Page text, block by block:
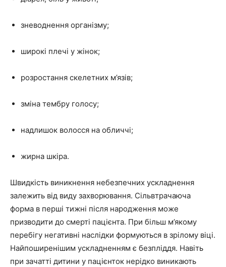
зневоднення організму;
широкі плечі у жінок;
розростання скелетних м’язів;
зміна тембру голосу;
надлишок волосся на обличчі;
жирна шкіра.
Швидкість виникнення небезпечних ускладнення
залежить від виду захворювання. Сільвтрачаюча
форма в перші тижні після народження може
призводити до смерті пацієнта. При більш м’якому
перебігу негативні наслідки формуються в зрілому віці.
Найпоширенішим ускладненням є безпліддя. Навіть
при зачатті дитини у пацієнток нерідко виникають